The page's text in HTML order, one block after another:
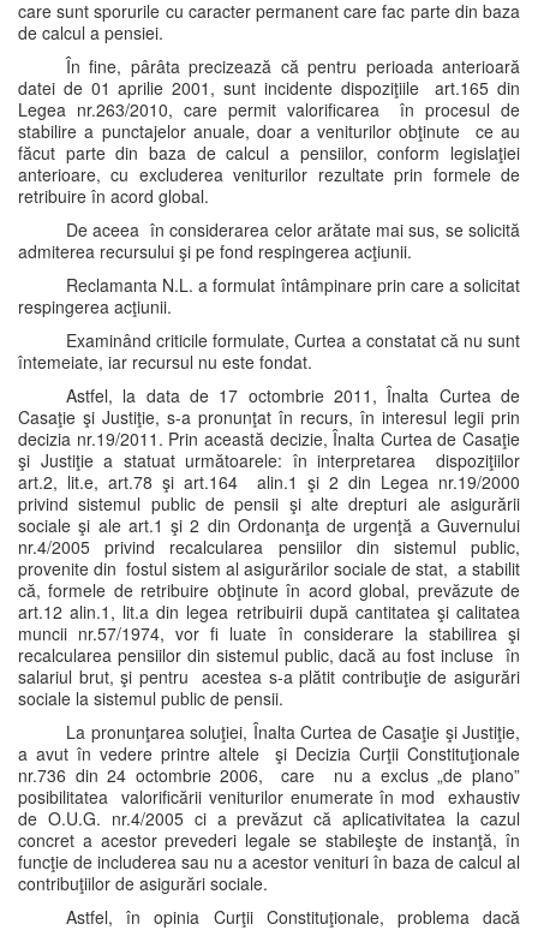
care sunt sporurile cu caracter permanent care fac parte din baza
de calcul a pensiei.
În fine, pârâta precizează că pentru perioada anterioară
datei de 01 aprilie 2001, sunt incidente dispoziţiile art.165 din
Legea nr.263/2010, care permit valorificarea în procesul de
stabilire a punctajelor anuale, doar a veniturilor obţinute ce au
făcut parte din baza de calcul a pensiilor, conform legislaţiei
anterioare, cu excluderea veniturilor rezultate prin formele de
retribuire în acord global.
De aceea în considerarea celor arătate mai sus, se solicită
admiterea recursului şi pe fond respingerea acţiunii.
Reclamanta N.L. a formulat întâmpinare prin care a solicitat
respingerea acţiunii.
Examinând criticile formulate, Curtea a constatat că nu sunt
întemeiate, iar recursul nu este fondat.
Astfel, la data de 17 octombrie 2011, Înalta Curtea de
Casaţie şi Justiţie, s-a pronunţat în recurs, în interesul legii prin
decizia nr.19/2011. Prin această decizie, Înalta Curtea de Casaţie
şi Justiţie a statuat următoarele: în interpretarea dispoziţiilor
art.2, lit.e, art.78 şi art.164 alin.1 şi 2 din Legea nr.19/2000
privind sistemul public de pensii şi alte drepturi ale asigurării
sociale şi ale art.1 şi 2 din Ordonanţa de urgenţă a Guvernului
nr.4/2005 privind recalcularea pensiilor din sistemul public,
provenite din fostul sistem al asigurărilor sociale de stat, a stabilit
că, formele de retribuire obţinute în acord global, prevăzute de
art.12 alin.1, lit.a din legea retribuirii după cantitatea şi calitatea
muncii nr.57/1974, vor fi luate în considerare la stabilirea şi
recalcularea pensiilor din sistemul public, dacă au fost incluse în
salariul brut, şi pentru acestea s-a plătit contribuţie de asigurări
sociale la sistemul public de pensii.
La pronunţarea soluţiei, Înalta Curtea de Casaţie şi Justiţie,
a avut în vedere printre altele şi Decizia Curţii Constituţionale
nr.736 din 24 octombrie 2006, care nu a exclus „de plano”
posibilitatea valorificării veniturilor enumerate în mod exhaustiv
de O.U.G. nr.4/2005 ci a prevăzut că aplicativitatea la cazul
concret a acestor prevederi legale se stabileşte de instanţă, în
funcţie de includerea sau nu a acestor venituri în baza de calcul al
contribuţiilor de asigurări sociale.
Astfel, în opinia Curţii Constituţionale, problema dacă